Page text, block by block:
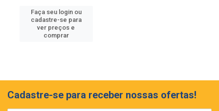
Faça seu login ou
cadastre-se para
ver preços e
comprar
Cadastre-se para receber nossas ofertas!